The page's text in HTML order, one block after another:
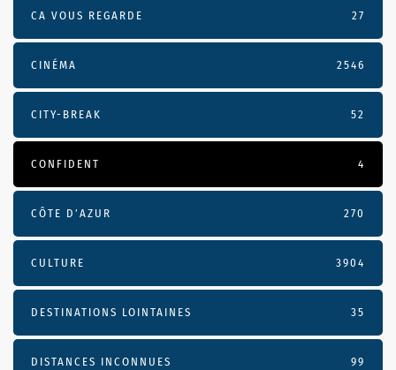
CA VOUS REGARDE 27
CINÉMA 2546
CITY-BREAK 52
CONFIDENT 4
CÔTE D’AZUR 270
CULTURE 3904
DESTINATIONS LOINTAINES 35
DISTANCES INCONNUES 99